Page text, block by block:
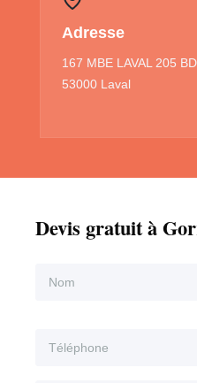
Adresse
167 MBE LAVAL 205
53000 Laval
Devis gratuit à